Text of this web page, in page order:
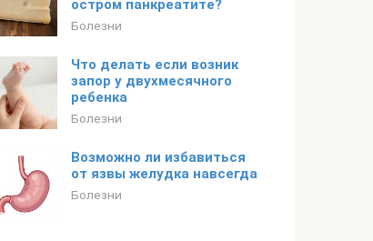
остром панкреатите?
Болезни
Что делать если возник
запор у двухмесячного
ребенка
Болезни
Возможно ли избавиться
от язвы желудка навсегда
Болезни